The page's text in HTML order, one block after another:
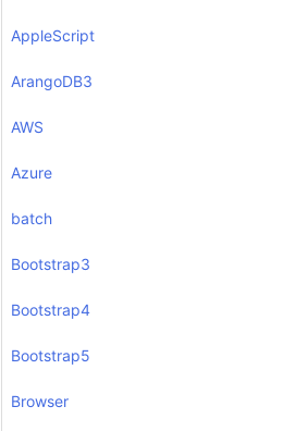
AppleScript
ArangoDB3
AWS
Azure
batch
Bootstrap3
Bootstrap4
Bootstrap5
Browser